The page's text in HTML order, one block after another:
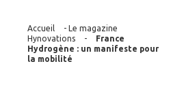
Accueil - Le magazine
Hynovations
-
France
Hydrogène : un manifeste pour
la mobilité